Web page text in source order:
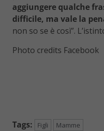
aggiungere qualche
difficile, ma vale la
non so se è così”.
Photo credits Facebook
Tags: Figli Mamme